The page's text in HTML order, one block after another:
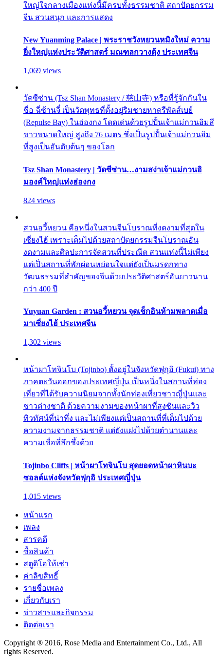
ใหญ่ใจกลางเมืองแห่งนี้มีครบทั้งธรรมชาติ สถาปัตยกรรม
จีน สวนสนุก และการแสดง
New Yuanming Palace | พระราชวังหยวนหมิงใหม่ ความ
ยิ่งใหญ่แห่งประวัติศาสตร์ มณฑลกวางตุ้ง ประเทศจีน
1,069 views
วัดซีซ่าน (Tsz Shan Monastery / 慈山寺) หรือที่รู้จักกันใน
ชื่อ ฉี่ซ้านจี๋ เป็นวัดพุทธที่ตั้งอยู่ริมชายหาดรีพัลส์เบย์
(Repulse Bay) ในฮ่องกง โดดเด่นด้วยรูปปั้นเจ้าแม่กวนอิมสี
ขาวขนาดใหญ่ สูงถึง 76 เมตร ซึ่งเป็นรูปปั้นเจ้าแม่กวนอิม
ที่สูงเป็นอันดับต้นๆ ของโลก
Tsz Shan Monastery | วัดซีซ่าน…งามสง่าเจ้าแม่กวนอิ
มองค์ใหญ่แห่งฮ่องกง
824 views
สวนอวี้หยวน คือหนึ่งในสวนจีนโบราณที่งดงามที่สุดใน
เซี่ยงไฮ้ เพราะเต็มไปด้วยสถาปัตยกรรมจีนโบราณอัน
งดงามและศิลปะการจัดสวนที่ประณีต สวนแห่งนี้ไม่เพียง
แต่เป็นสถานที่พักผ่อนหย่อนใจแต่ยังเป็นมรดกทาง
วัฒนธรรมที่สำคัญของจีนด้วยประวัติศาสตร์อันยาวนาน
กว่า 400 ปี
Yuyuan Garden : สวนอวี้หยวน จุดเช็กอินห้ามพลาดเมื่อ
มาเซี่ยงไฮ้ ประเทศจีน
1,302 views
หน้าผาโทจินโบ (Tojinbo) ตั้งอยู่ในจังหวัดฟุกุอิ (Fukui) ทาง
ภาคตะวันออกของประเทศญี่ปุ่น เป็นหนึ่งในสถานที่ท่อง
เที่ยวที่ได้รับความนิยมจากทั้งนักท่องเที่ยวชาวญี่ปุ่นและ
ชาวต่างชาติ ด้วยความงามของหน้าผาที่สูงชันและวิว
ทิวทัศน์ที่น่าทึ่ง และไม่เพียงแต่เป็นสถานที่ที่เต็มไปด้วย
ความงามจากธรรมชาติ แต่ยังแฝงไปด้วยตำนานและ
ความเชื่อที่ลึกซึ้งด้วย
Tojinbo Cliffs | หน้าผาโทจินโบ สุดยอดหน้าผาหินบะ
ซอลต์แห่งจังหวัดฟุกุอิ ประเทศญี่ปุ่น
1,015 views
หน้าแรก
เพลง
สารคดี
ซื้อสินค้า
สตูดิโอให้เช่า
ค่าลิขสิทธิ์
รายชื่อเพลง
เกี่ยวกับเรา
ข่าวสารและกิจกรรม
ติดต่อเรา
Copyright ® 2016, Rose Media and Entertainment Co., Ltd., All
rights Reserved.